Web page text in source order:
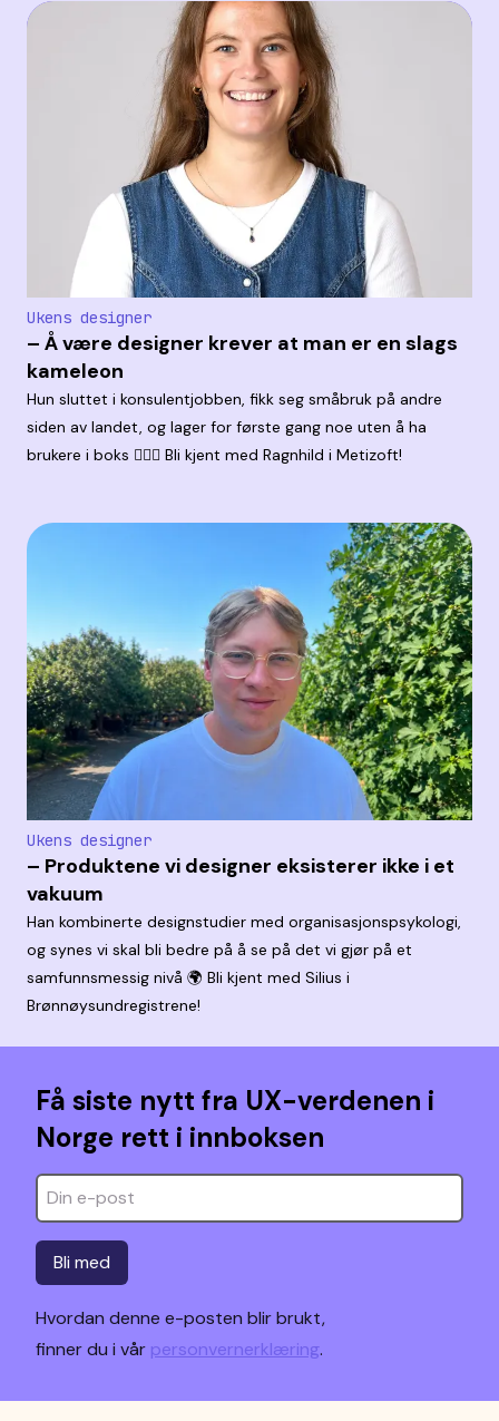
Ukens designer
– Å være designer krever at man er en slags
kameleon
Hun sluttet i konsulentjobben, fikk seg småbruk på andre
siden av landet, og lager for første gang noe uten å ha
brukere i boks 🤹🏼‍♀️ Bli kjent med Ragnhild i Metizoft!
Ukens designer
– Produktene vi designer eksisterer ikke i et
vakuum
Han kombinerte designstudier med organisasjonspsykologi,
og synes vi skal bli bedre på å se på det vi gjør på et
samfunnsmessig nivå 🌍 Bli kjent med Silius i
Brønnøysundregistrene!
Få siste nytt fra UX-verdenen i
Norge rett i innboksen
Bli med
Hvordan denne e-posten blir brukt,
finner du i vår personvernerklæring.